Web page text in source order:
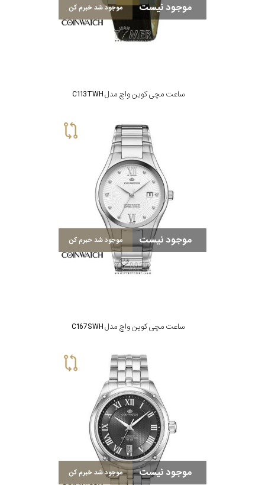
موجود نیست موجود شد خبرم کن
ساعت مچی کوین واچ مدل C113TWH
موجود نیست موجود شد خبرم کن
ساعت مچی کوین واچ مدل C167SWH
موجود نیست موجود شد خبرم کن